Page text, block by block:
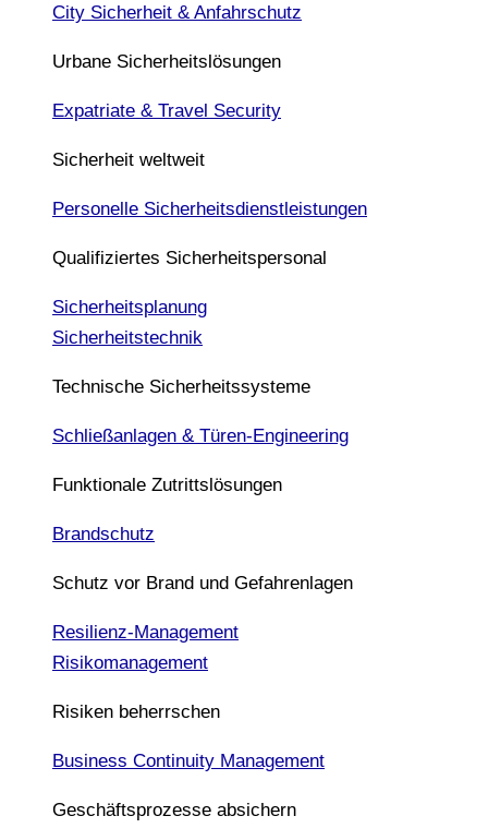
City Sicherheit & Anfahrschutz
Urbane Sicherheitslösungen
Expatriate & Travel Security
Sicherheit weltweit
Personelle Sicherheitsdienstleistungen
Qualifiziertes Sicherheitspersonal
Sicherheitsplanung
Sicherheitstechnik
Technische Sicherheitssysteme
Schließanlagen & Türen-Engineering
Funktionale Zutrittslösungen
Brandschutz
Schutz vor Brand und Gefahrenlagen
Resilienz-Management
Risikomanagement
Risiken beherrschen
Business Continuity Management
Geschäftsprozesse absichern